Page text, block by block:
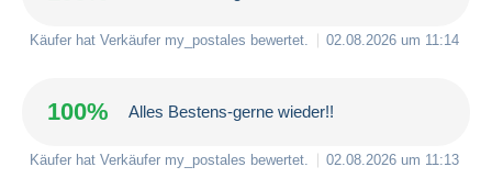
Käufer hat Verkäufer my_postales bewertet. 02.08.2026 um 11:14
100% Alles Bestens-gerne wieder!!
Käufer hat Verkäufer my_postales bewertet. 02.08.2026 um 11:13